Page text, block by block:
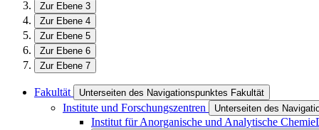
Zur Ebene 3
Zur Ebene 4
Zur Ebene 5
Zur Ebene 6
Zur Ebene 7
Fakultät Unterseiten des Navigationspunktes Fakultät
Institute und Forschungszentren Unterseiten des
Institut für Anorganische und Analytische Chemie